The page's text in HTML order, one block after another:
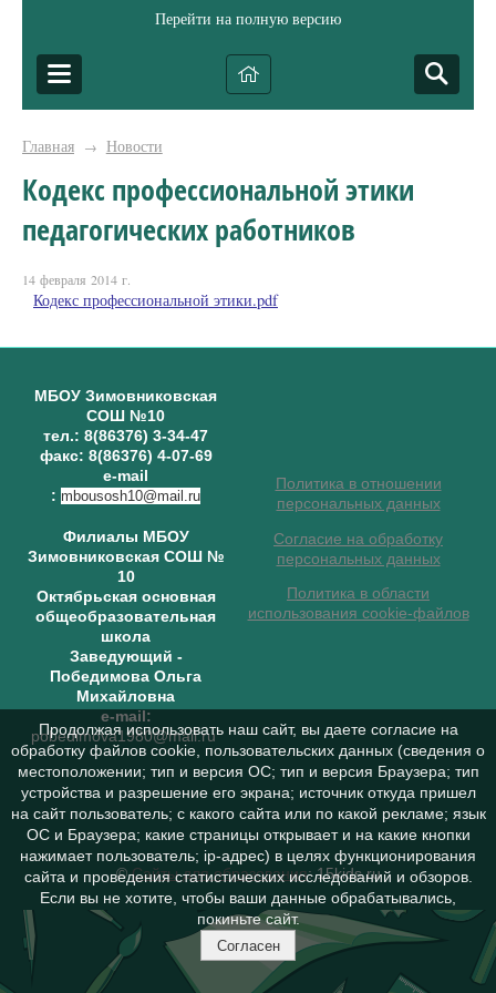
Перейти на полную версию
Главная → Новости
Кодекс профессиональной этики
педагогических работников
14 февраля 2014 г.
Кодекс профессиональной этики.pdf
МБОУ Зимовниковская
СОШ №10
тел.: 8(86376) 3-34-47
факс: 8(86376) 4-07-69
e-mail
: mbousosh10@mail.ru
Филиалы МБОУ
Зимовниковская СОШ №
10
Октябрьская основная
общеобразовательная
школа
Заведующий -
Победимова Ольга
Михайловна
e-mail:
pobedimova1980@mail.ru
Политика в отношении
персональных данных
Согласие на обработку
персональных данных
Политика в области
использования cookie-файлов
©Сайты для образования: 15kids.ru
Продолжая использовать наш сайт, вы даете согласие на
обработку файлов cookie, пользовательских данных (сведения о
местоположении; тип и версия ОС; тип и версия Браузера; тип
устройства и разрешение его экрана; источник откуда пришел
на сайт пользователь; с какого сайта или по какой рекламе; язык
ОС и Браузера; какие страницы открывает и на какие кнопки
нажимает пользователь; ip-адрес) в целях функционирования
сайта и проведения статистических исследований и обзоров.
Если вы не хотите, чтобы ваши данные обрабатывались,
покиньте сайт.
Согласен